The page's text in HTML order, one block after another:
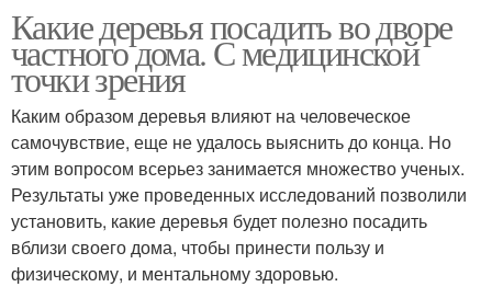
Какие деревья посадить во дворе
частного дома. С медицинской
точки зрения
Каким образом деревья влияют на человеческое
самочувствие, еще не удалось выяснить до конца. Но
этим вопросом всерьез занимается множество ученых.
Результаты уже проведенных исследований позволили
установить, какие деревья будет полезно посадить
вблизи своего дома, чтобы принести пользу и
физическому, и ментальному здоровью.